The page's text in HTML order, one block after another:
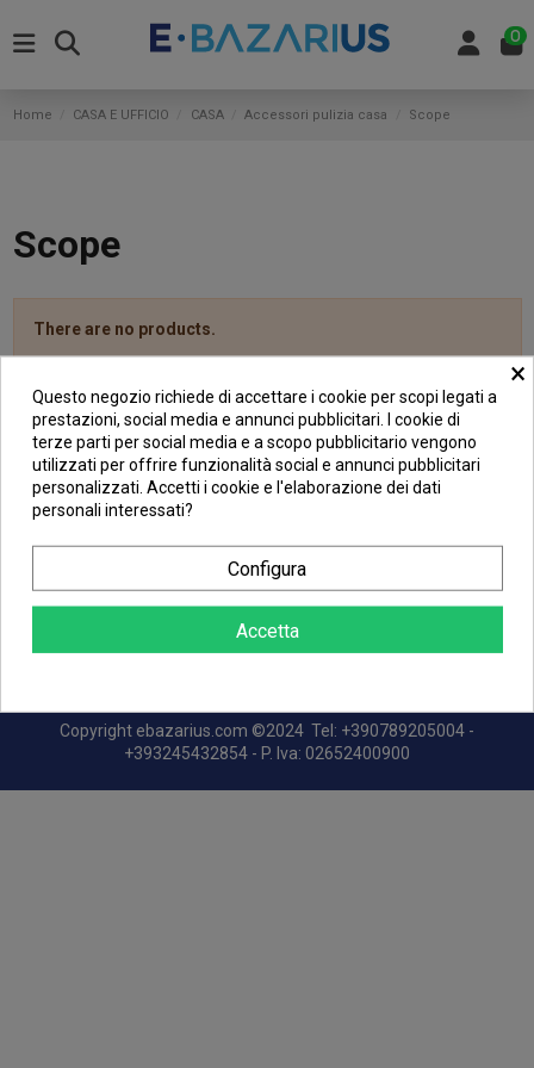
0
Home CASA E UFFICIO CASA Accessori pulizia casa Scope
Scope
There are no products.
INFORMAZIONI
GARANZIA
Copyright ebazarius.com ©2024 Tel: +390789205004 -
+393245432854 - P. Iva: 02652400900
×
Questo negozio richiede di accettare i cookie per scopi legati a
prestazioni, social media e annunci pubblicitari. I cookie di
terze parti per social media e a scopo pubblicitario vengono
utilizzati per offrire funzionalità social e annunci pubblicitari
personalizzati. Accetti i cookie e l'elaborazione dei dati
personali interessati?
Configura
Accetta